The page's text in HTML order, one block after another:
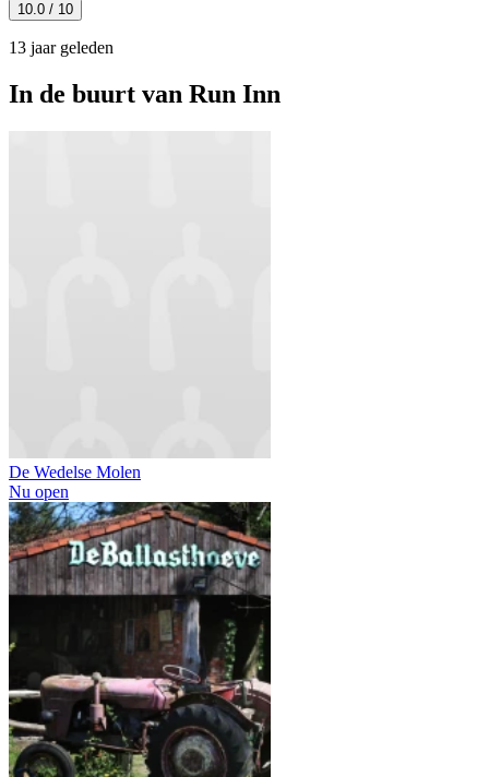
10.0 / 10
13 jaar geleden
In de buurt van Run Inn
De Wedelse Molen
Nu open